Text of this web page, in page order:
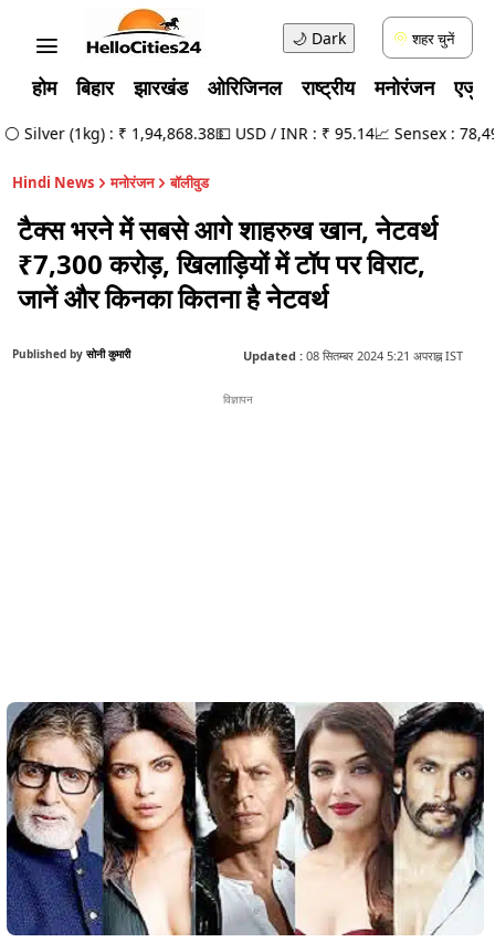
🌙 Dark शहर चुनें
होम बिहार झारखंड ओरिजिनल राष्ट्रीय मनोरंजन
(1kg) : ₹ 1,94,868.38💵 USD / INR : ₹ 95.14 📈 Sensex : 78,499.17 (-
Hindi News मनोरंजन बॉलीवुड
टैक्स भरने में सबसे आगे शाहरुख खान, नेटवर्थ
₹7,300 करोड़, खिलाड़ियों में टॉप पर विराट,
जानें और किनका कितना है नेटवर्थ
Published by सोनी कुमारी Updated : 08 सितम्बर 2024 5:21 अपराह्न IST
विज्ञापन